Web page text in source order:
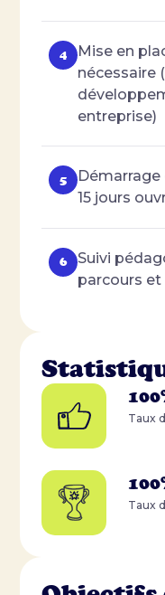
Mise en
nécessaire
entreprise)
15 jours
Suivi
parcours
Taux
Taux